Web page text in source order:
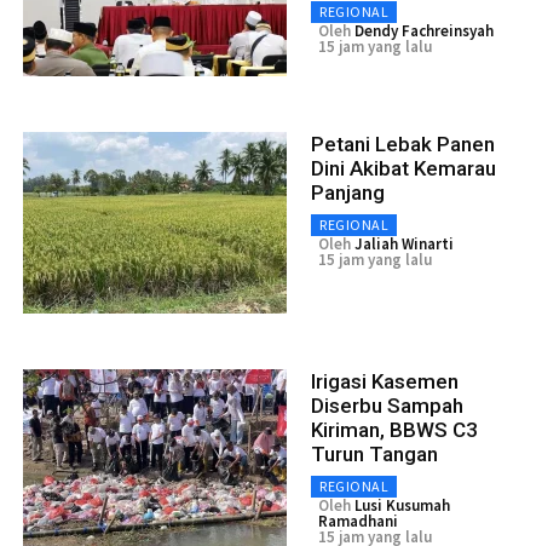
REGIONAL
Oleh Dendy Fachreinsyah
15 jam yang lalu
Petani Lebak Panen
Dini Akibat Kemarau
Panjang
REGIONAL
OlehJaliah Winarti
15 jam yang lalu
Irigasi Kasemen
Diserbu Sampah
Kiriman, BBWS C3
Turun Tangan
REGIONAL
Oleh Lusi Kusumah
Ramadhani
15 jam yang lalu